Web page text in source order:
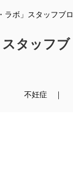
ラボ」スタッフブロ
タッフブ
不妊症 ｜